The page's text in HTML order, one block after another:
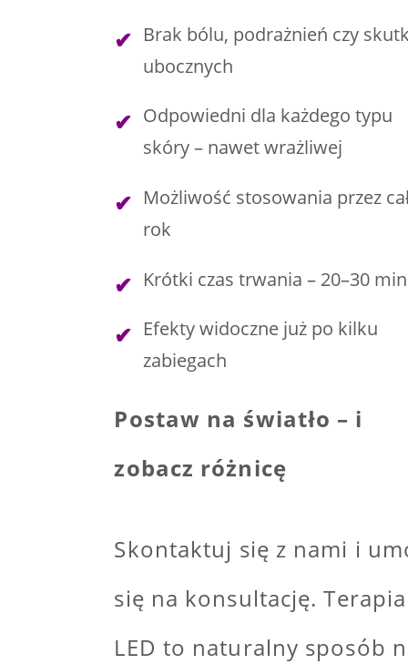
Brak bólu, podrażnień czy
ubocznych
Odpowiedni dla każdego typu
skóry – nawet wrażliwej
Możliwość stosowania przez
rok
Krótki czas trwania – 20–30
Efekty widoczne już po kilku
zabiegach
Postaw na światło – i
zobacz różnicę
Skontaktuj się z nami i
się na konsultację. Terapia
LED to naturalny sposób